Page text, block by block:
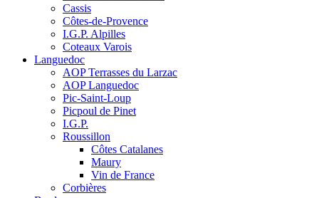
Cassis
Côtes-de-Provence
I.G.P. Alpilles
Coteaux Varois
Languedoc
AOP Terrasses du Larzac
AOP Languedoc
Pic-Saint-Loup
Picpoul de Pinet
I.G.P.
Roussillon
Côtes Catalanes
Maury
Vin de France
Corbières